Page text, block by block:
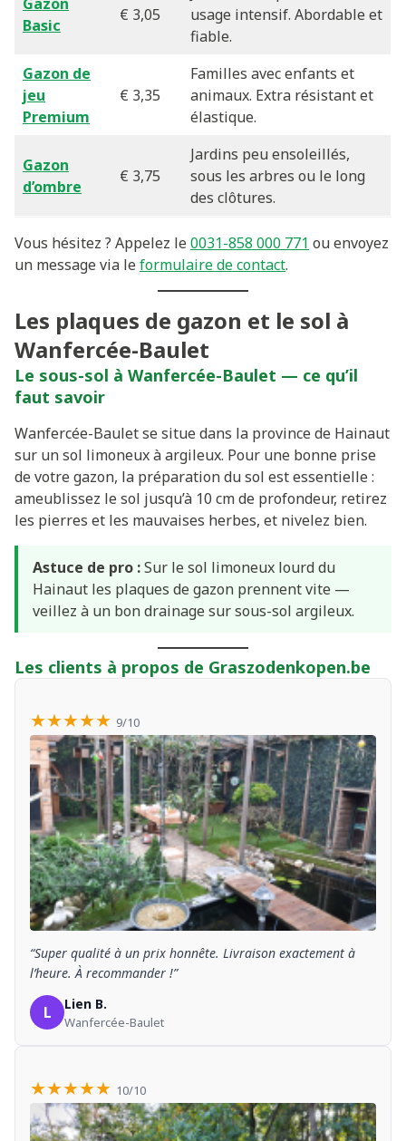
Basic
€ 3,05
usage intensif. Abordable et
fiable.
Gazon de
jeu
Premium
€ 3,35
Familles avec enfants et
animaux. Extra résistant et
élastique.
Gazon
d’ombre
€ 3,75
Jardins peu ensoleillés,
sous les arbres ou le long
des clôtures.
Vous hésitez ? Appelez le0031-858 000 771 ou envoyez
un message via leformulaire de contact.
Les plaques de gazon et le sol à
Wanfercée-Baulet
Le sous-sol à Wanfercée-Baulet — ce qu’il
faut savoir
Wanfercée-Baulet se situe dans la province de Hainaut
sur un sol limoneux à argileux. Pour une bonne prise
de votre gazon, la préparation du sol est essentielle :
ameublissez le sol jusqu’à 10 cm de profondeur, retirez
les pierres et les mauvaises herbes, et nivelez bien.
Astuce de pro :Sur le sol limoneux lourd du
Hainaut les plaques de gazon prennent vite —
veillez à un bon drainage sur sous-sol argileux.
Les clients à propos de Graszodenkopen.be
★★★★★ 9/10
“Super qualité à un prix honnête. Livraison exactement à
l’heure. À recommander !”
L Lien B.
Wanfercée-Baulet
★★★★★ 10/10